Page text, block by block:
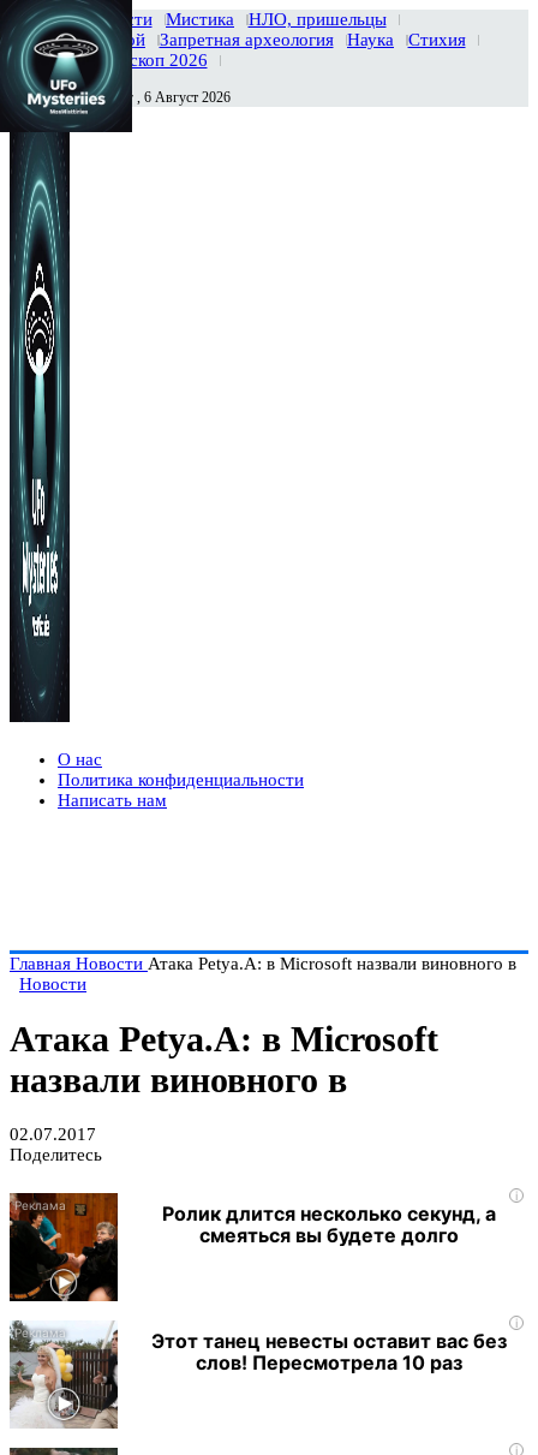
Главная Новости Мистика
НЛО, пришельцы
Тайны вселенной
Запретная археология Наука
Стихия
История
Гороскоп 2026
Сегодня Четверг , 6 Август 2026
О нас
Политика конфиденциальности
Написать нам
Главная Новости Атака Petya.A: в Microsoft назвали виновного в
Новости
Атака Petya.A: в Microsoft
назвали виновного в
02.07.2017
Поделитесь
i
Ролик длится несколько секунд, а
смеяться вы будете долго
i
Этот танец невесты оставит вас без
слов! Пересмотрела 10 раз
i